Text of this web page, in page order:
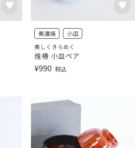
美濃焼 小皿
美しくきらめく
煌椿 小皿ペア
¥990 税込